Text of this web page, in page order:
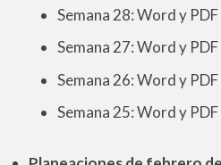
Semana 28: Word y PDF
Semana 27: Word y PDF
Semana 26: Word y PDF
Semana 25: Word y PDF